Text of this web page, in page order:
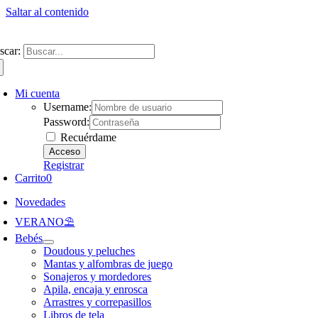
Saltar al contenido
Mi cuenta
Username:
Password:
Recuérdame
Registrar
Carrito0
Novedades
VERANO⛱️​
Bebés
Doudous y peluches
Mantas y alfombras de juego
Sonajeros y mordedores
Apila, encaja y enrosca
Arrastres y correpasillos
Libros de tela